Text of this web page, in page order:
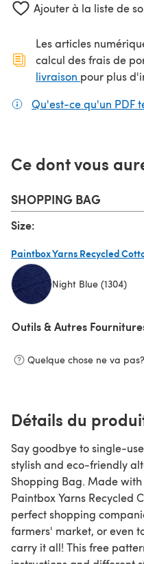
Ajouter à la liste de
Les articles
calcul des frais de
livraison (s'ouvre
pour plus
Qu'est-ce qu'un PDF
Ce dont vous
SHOPPING BAG
Size:
Paintbox Yarns Recycled
Night Blue (1304)
Outils & Autres
Quelque chose ne va pas?
Détails du
Say goodbye to single-
stylish and eco-friendly
Shopping Bag. Made
Paintbox Yarns Recycled
perfect shopping
farmers' market, or even
carry it all! This free